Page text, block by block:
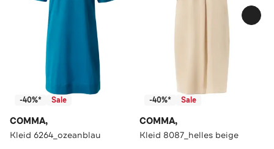
-40%* Sale
COMMA,
Kleid 6264_ozeanblau
-40%* Sale
COMMA,
Kleid 8087_helles beige